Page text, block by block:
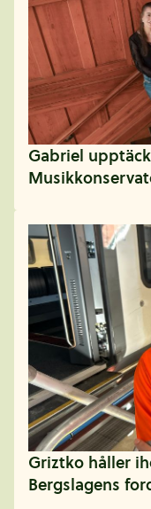
Gabriel
Griztko håller
Bergslagens